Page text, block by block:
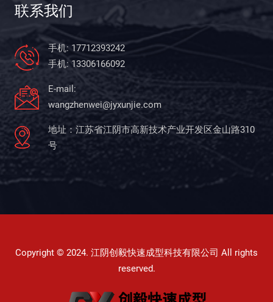
联系我们
手机: 17712393242
手机: 13306166092
E-mail:
wangzhenwei@jyxunjie.com
地址：江苏省江阴市高新技术产业开发区金山路310
号
Copyright © 2024. 江阴创毅快速成型科技有限公司 All rights
reserved.